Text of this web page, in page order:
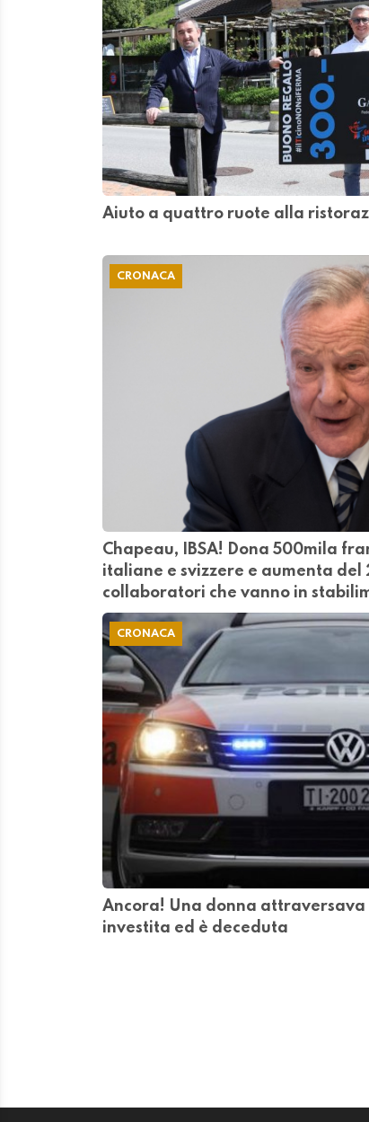
Aiuto a quattro ruote alla
CRONACA
Chapeau, IBSA! Dona 500mila
italiane e svizzere e aumenta del
collaboratori che vanno in
CRONACA
Ancora! Una donna
investita ed è deceduta